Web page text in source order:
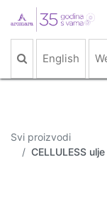
English
Svi proizvodi
CELLULESS